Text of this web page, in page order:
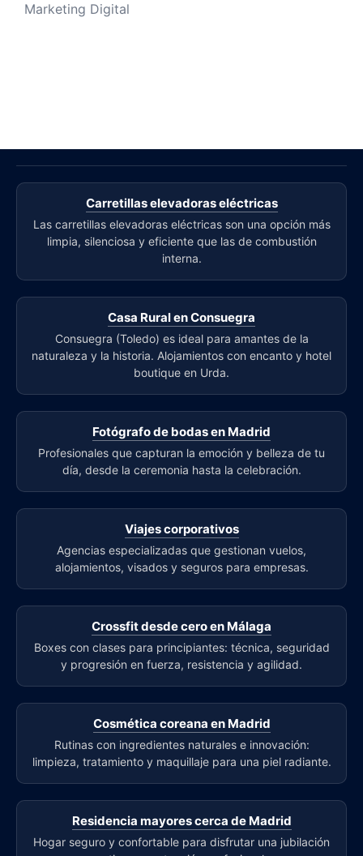
Marketing Digital
Carretillas elevadoras eléctricas
Las carretillas elevadoras eléctricas son una opción más
limpia, silenciosa y eficiente que las de combustión
interna.
Casa Rural en Consuegra
Consuegra (Toledo) es ideal para amantes de la
naturaleza y la historia. Alojamientos con encanto y hotel
boutique en Urda.
Fotógrafo de bodas en Madrid
Profesionales que capturan la emoción y belleza de tu
día, desde la ceremonia hasta la celebración.
Viajes corporativos
Agencias especializadas que gestionan vuelos,
alojamientos, visados y seguros para empresas.
Crossfit desde cero en Málaga
Boxes con clases para principiantes: técnica, seguridad
y progresión en fuerza, resistencia y agilidad.
Cosmética coreana en Madrid
Rutinas con ingredientes naturales e innovación:
limpieza, tratamiento y maquillaje para una piel radiante.
Residencia mayores cerca de Madrid
Hogar seguro y confortable para disfrutar una jubilación